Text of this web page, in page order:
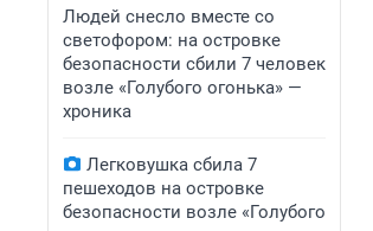
Людей снесло вместе со
светофором: на островке
безопасности сбили 7 человек
возле «Голубого огонька» —
хроника
Легковушка сбила 7
пешеходов на островке
безопасности возле «Голубого